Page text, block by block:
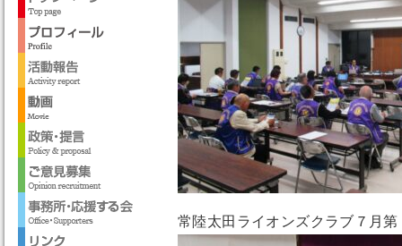
常陸太田ライオンズクラブ７月